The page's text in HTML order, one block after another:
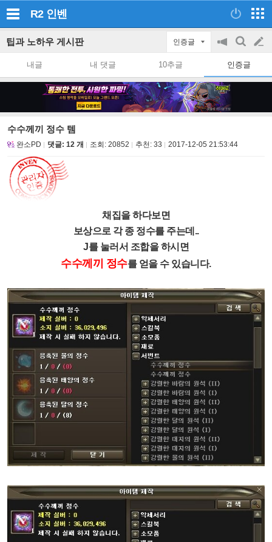
R2 인벤
팁과 노하우 게시판 인증글
공
on/off
검
색
글
쓰
내글 내 댓글 10추글 인증글
수수께끼 정수 템
완소PD 댓글: 12 개 조회: 20852 추천: 33 2017-12-05 21:53:44
채집을 하다보면
보상으로 각 종 정수를 주는데..
J를 눌러서 조합을 하시면
수수께끼 정수를 얻을 수 있습니다.